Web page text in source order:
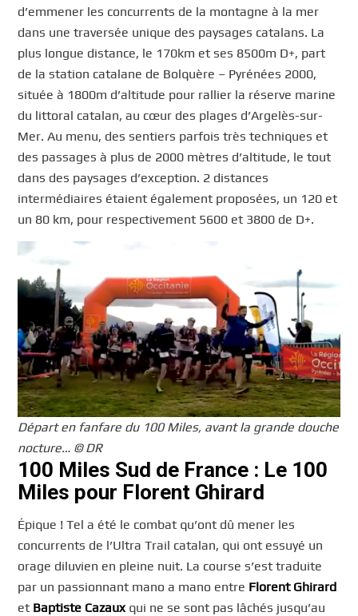
d’emmener les concurrents de la montagne à la mer
dans une traversée unique des paysages catalans. La
plus longue distance, le 170km et ses 8500m D+, part
de la station catalane de Bolquère – Pyrénées 2000,
située à 1800m d’altitude pour rallier la réserve marine
du littoral catalan, au cœur des plages d’Argelès-sur-
Mer. Au menu, des sentiers parfois très techniques et
des passages à plus de 2000 mètres d’altitude, le tout
dans des paysages d’exception. 2 distances
intermédiaires étaient également proposées, un 120 et
un 80 km, pour respectivement 5600 et 3800 de D+.
Départ en fanfare du 100 Miles, avant la grande douche
nocture… © DR
100 Miles Sud de France : Le 100
Miles pour Florent Ghirard
Épique ! Tel a été le combat qu’ont dû mener les
concurrents de l’Ultra Trail catalan, qui ont essuyé un
orage diluvien en pleine nuit. La course s’est traduite
par un passionnant mano a mano entre Florent Ghirard
et Baptiste Cazaux qui ne se sont pas lâchés jusqu’au